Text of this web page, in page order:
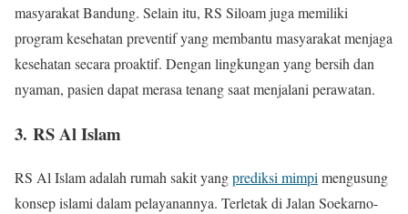
masyarakat Bandung. Selain itu, RS Siloam juga memiliki
program kesehatan preventif yang membantu masyarakat menjaga
kesehatan secara proaktif. Dengan lingkungan yang bersih dan
nyaman, pasien dapat merasa tenang saat menjalani perawatan.
3. RS Al Islam
RS Al Islam adalah rumah sakit yangprediksi mimpimengusung
konsep islami dalam pelayanannya. Terletak di Jalan Soekarno-